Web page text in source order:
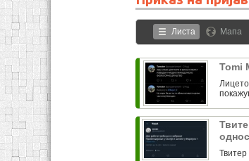
Листа Мапа
Tomi